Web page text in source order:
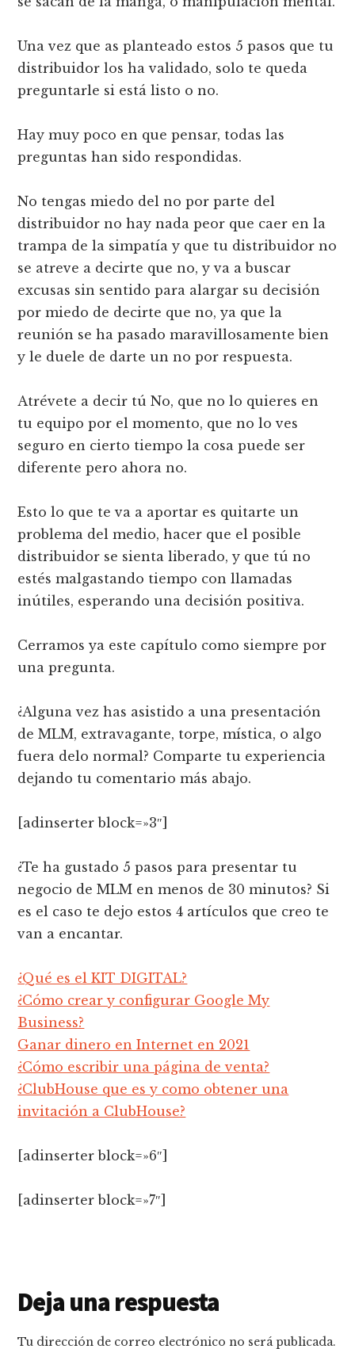
Una vez que as planteado estos 5 pasos que tu
distribuidor los ha validado, solo te queda
preguntarle si está listo o no.
Hay muy poco en que pensar, todas las
preguntas han sido respondidas.
No tengas miedo del no por parte del
distribuidor no hay nada peor que caer en la
trampa de la simpatía y que tu distribuidor no
se atreve a decirte que no, y va a buscar
excusas sin sentido para alargar su decisión
por miedo de decirte que no, ya que la
reunión se ha pasado maravillosamente bien
y le duele de darte un no por respuesta.
Atrévete a decir tú No, que no lo quieres en
tu equipo por el momento, que no lo ves
seguro en cierto tiempo la cosa puede ser
diferente pero ahora no.
Esto lo que te va a aportar es quitarte un
problema del medio, hacer que el posible
distribuidor se sienta liberado, y que tú no
estés malgastando tiempo con llamadas
inútiles, esperando una decisión positiva.
Cerramos ya este capítulo como siempre por
una pregunta.
¿Alguna vez has asistido a una presentación
de MLM, extravagante, torpe, mística, o algo
fuera delo normal? Comparte tu experiencia
dejando tu comentario más abajo.
[adinserter block=»3″]
¿Te ha gustado 5 pasos para presentar tu
negocio de MLM en menos de 30 minutos? Si
es el caso te dejo estos 4 artículos que creo te
van a encantar.
¿Qué es el KIT DIGITAL?
¿Cómo crear y configurar Google My
Business?
Ganar dinero en Internet en 2021
¿Cómo escribir una página de venta?
¿ClubHouse que es y como obtener una
invitación a ClubHouse?
[adinserter block=»6″]
[adinserter block=»7″]
Interacciones
con
Deja una respuesta
Tu dirección de correo electrónico no será publicada.